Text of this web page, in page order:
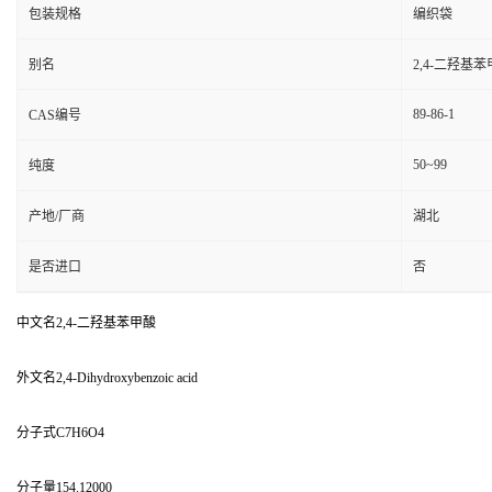
包装规格 编织袋
别名 2,4-二羟基苯
CAS编号 89-86-1
纯度 50~99
产地/厂商 湖北
是否进口 否
中文名2,4-二羟基苯甲酸
外文名2,4-Dihydroxybenzoic acid
分子式C7H6O4
分子量154.12000